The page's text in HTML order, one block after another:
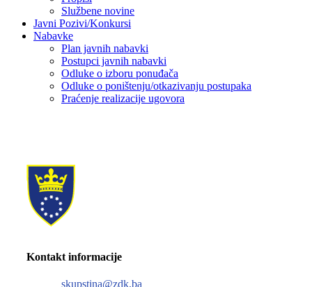
Službene novine
Javni Pozivi/Konkursi
Nabavke
Plan javnih nabavki
Postupci javnih nabavki
Odluke o izboru ponuđača
Odluke o poništenju/otkazivanju postupaka
Praćenje realizacije ugovora
Kontakt informacije
skupstina@zdk.ba